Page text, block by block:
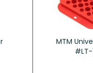
MTM
#LT-